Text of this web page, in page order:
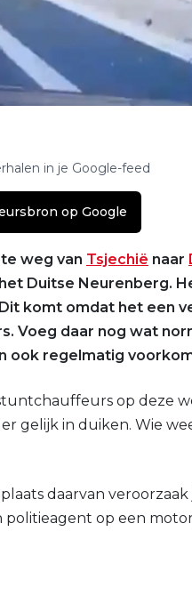
in je Google-feed
op Google
weg van Tsjechië naar
Duitse Neurenberg.
komt omdat het een
Voeg daar nog wat
ook regelmatig
op deze
gelijk in duiken. Wie
daarvan
op een